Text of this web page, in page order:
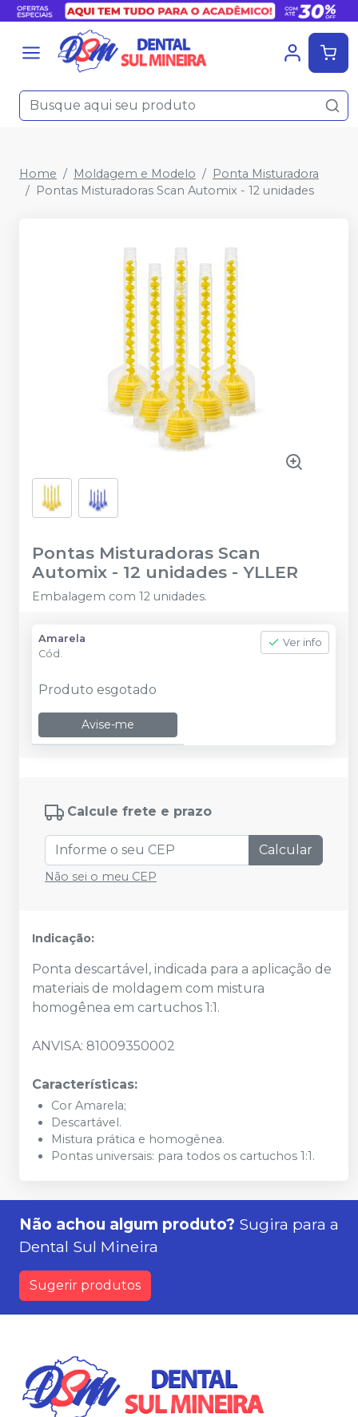
Home Moldagem e Modelo
Ponta Misturadora
Pontas Misturadoras Scan Automix - 12 unidades
Pontas Misturadoras Scan
Automix - 12 unidades - YLLER
Embalagem com 12 unidades.
Amarela
Cód.
Ver info
Produto esgotado
Avise-me
Calcule frete e prazo
Calcular
Não sei o meu CEP
Indicação:
Ponta descartável, indicada para a aplicação de
materiais de moldagem com mistura
homogênea em cartuchos 1:1.
ANVISA: 81009350002
Características:
Cor Amarela;
Descartável.
Mistura prática e homogênea.
Pontas universais: para todos os cartuchos 1:1.
Não achou algum produto? Sugira para a
Dental Sul Mineira
Sugerir produtos